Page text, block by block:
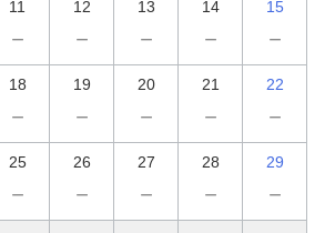
11
－
12
－
13
－
14
－
15
－
18
－
19
－
20
－
21
－
22
－
25
－
26
－
27
－
28
－
29
－